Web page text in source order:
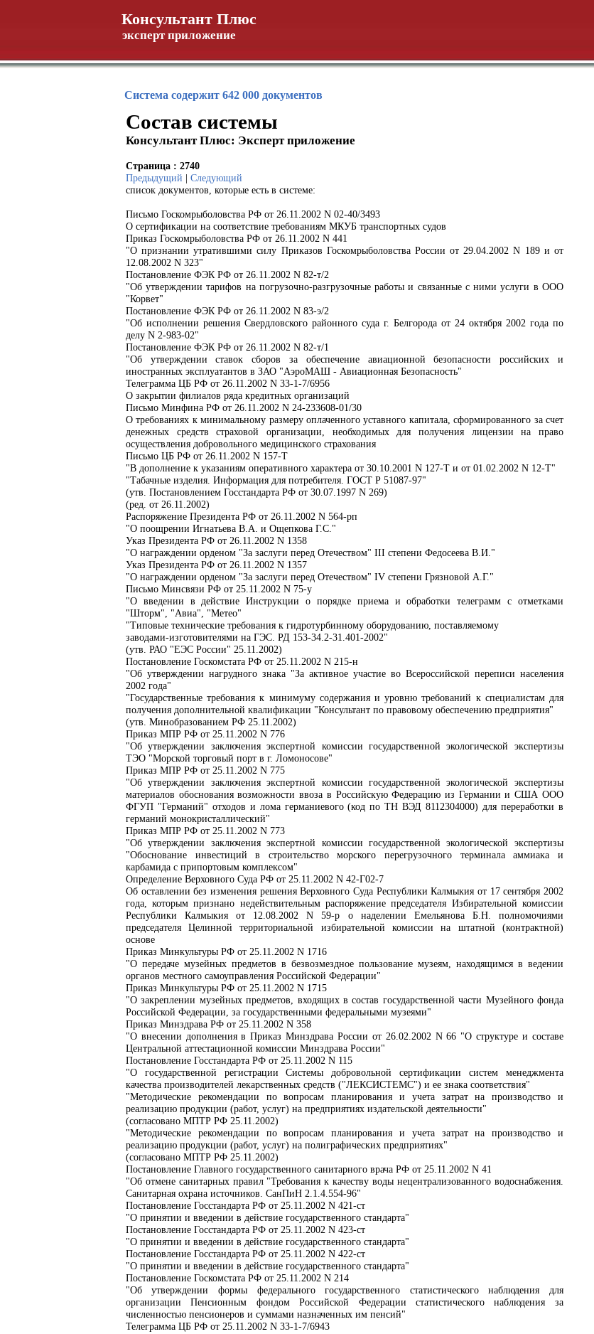
Консультант Плюс
эксперт приложение
Система содержит 642 000 документов
Состав системы
Консультант Плюс: Эксперт приложение
Страница : 2740
Предыдущий | Следующий
список документов, которые есть в системе:
Письмо Госкомрыболовства РФ от 26.11.2002 N 02-40/3493
О сертификации на соответствие требованиям МКУБ транспортных судов
Приказ Госкомрыболовства РФ от 26.11.2002 N 441
"О признании утратившими силу Приказов Госкомрыболовства России от 29.04.2002 N 189 и от
12.08.2002 N 323"
Постановление ФЭК РФ от 26.11.2002 N 82-т/2
"Об утверждении тарифов на погрузочно-разгрузочные работы и связанные с ними услуги в ООО
"Корвет"
Постановление ФЭК РФ от 26.11.2002 N 83-э/2
"Об исполнении решения Свердловского районного суда г. Белгорода от 24 октября 2002 года по
делу N 2-983-02"
Постановление ФЭК РФ от 26.11.2002 N 82-т/1
"Об утверждении ставок сборов за обеспечение авиационной безопасности российских и
иностранных эксплуатантов в ЗАО "АэроМАШ - Авиационная Безопасность"
Телеграмма ЦБ РФ от 26.11.2002 N 33-1-7/6956
О закрытии филиалов ряда кредитных организаций
Письмо Минфина РФ от 26.11.2002 N 24-233608-01/30
О требованиях к минимальному размеру оплаченного уставного капитала, сформированного за счет
денежных средств страховой организации, необходимых для получения лицензии на право
осуществления добровольного медицинского страхования
Письмо ЦБ РФ от 26.11.2002 N 157-Т
"В дополнение к указаниям оперативного характера от 30.10.2001 N 127-Т и от 01.02.2002 N 12-Т"
"Табачные изделия. Информация для потребителя. ГОСТ Р 51087-97"
(утв. Постановлением Госстандарта РФ от 30.07.1997 N 269)
(ред. от 26.11.2002)
Распоряжение Президента РФ от 26.11.2002 N 564-рп
"О поощрении Игнатьева В.А. и Ощепкова Г.С."
Указ Президента РФ от 26.11.2002 N 1358
"О награждении орденом "За заслуги перед Отечеством" III степени Федосеева В.И."
Указ Президента РФ от 26.11.2002 N 1357
"О награждении орденом "За заслуги перед Отечеством" IV степени Грязновой А.Г."
Письмо Минсвязи РФ от 25.11.2002 N 75-у
"О введении в действие Инструкции о порядке приема и обработки телеграмм с отметками
"Шторм", "Авиа", "Метео"
"Типовые технические требования к гидротурбинному оборудованию, поставляемому
заводами-изготовителями на ГЭС. РД 153-34.2-31.401-2002"
(утв. РАО "ЕЭС России" 25.11.2002)
Постановление Госкомстата РФ от 25.11.2002 N 215-н
"Об утверждении нагрудного знака "За активное участие во Всероссийской переписи населения
2002 года"
"Государственные требования к минимуму содержания и уровню требований к специалистам для
получения дополнительной квалификации "Консультант по правовому обеспечению предприятия"
(утв. Минобразованием РФ 25.11.2002)
Приказ МПР РФ от 25.11.2002 N 776
"Об утверждении заключения экспертной комиссии государственной экологической экспертизы
ТЭО "Морской торговый порт в г. Ломоносове"
Приказ МПР РФ от 25.11.2002 N 775
"Об утверждении заключения экспертной комиссии государственной экологической экспертизы
материалов обоснования возможности ввоза в Российскую Федерацию из Германии и США ООО
ФГУП "Германий" отходов и лома германиевого (код по ТН ВЭД 8112304000) для переработки в
германий монокристаллический"
Приказ МПР РФ от 25.11.2002 N 773
"Об утверждении заключения экспертной комиссии государственной экологической экспертизы
"Обоснование инвестиций в строительство морского перегрузочного терминала аммиака и
карбамида с припортовым комплексом"
Определение Верховного Суда РФ от 25.11.2002 N 42-Г02-7
Об оставлении без изменения решения Верховного Суда Республики Калмыкия от 17 сентября 2002
года, которым признано недействительным распоряжение председателя Избирательной комиссии
Республики Калмыкия от 12.08.2002 N 59-р о наделении Емельянова Б.Н. полномочиями
председателя Целинной территориальной избирательной комиссии на штатной (контрактной)
основе
Приказ Минкультуры РФ от 25.11.2002 N 1716
"О передаче музейных предметов в безвозмездное пользование музеям, находящимся в ведении
органов местного самоуправления Российской Федерации"
Приказ Минкультуры РФ от 25.11.2002 N 1715
"О закреплении музейных предметов, входящих в состав государственной части Музейного фонда
Российской Федерации, за государственными федеральными музеями"
Приказ Минздрава РФ от 25.11.2002 N 358
"О внесении дополнения в Приказ Минздрава России от 26.02.2002 N 66 "О структуре и составе
Центральной аттестационной комиссии Минздрава России"
Постановление Госстандарта РФ от 25.11.2002 N 115
"О государственной регистрации Системы добровольной сертификации систем менеджмента
качества производителей лекарственных средств ("ЛЕКСИСТЕМС") и ее знака соответствия"
"Методические рекомендации по вопросам планирования и учета затрат на производство и
реализацию продукции (работ, услуг) на предприятиях издательской деятельности"
(согласовано МПТР РФ 25.11.2002)
"Методические рекомендации по вопросам планирования и учета затрат на производство и
реализацию продукции (работ, услуг) на полиграфических предприятиях"
(согласовано МПТР РФ 25.11.2002)
Постановление Главного государственного санитарного врача РФ от 25.11.2002 N 41
"Об отмене санитарных правил "Требования к качеству воды нецентрализованного водоснабжения.
Санитарная охрана источников. СанПиН 2.1.4.554-96"
Постановление Госстандарта РФ от 25.11.2002 N 421-ст
"О принятии и введении в действие государственного стандарта"
Постановление Госстандарта РФ от 25.11.2002 N 423-ст
"О принятии и введении в действие государственного стандарта"
Постановление Госстандарта РФ от 25.11.2002 N 422-ст
"О принятии и введении в действие государственного стандарта"
Постановление Госкомстата РФ от 25.11.2002 N 214
"Об утверждении формы федерального государственного статистического наблюдения для
организации Пенсионным фондом Российской Федерации статистического наблюдения за
численностью пенсионеров и суммами назначенных им пенсий"
Телеграмма ЦБ РФ от 25.11.2002 N 33-1-7/6943